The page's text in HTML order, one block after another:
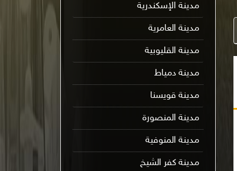
مدينة الإسكندرية
مدينة العامرية
مدينة القليوبية
مدينة دمياط
مدينة قويسنا
مدينة المنصورة
مدينة المنوفية
مدينة كفر الشيخ